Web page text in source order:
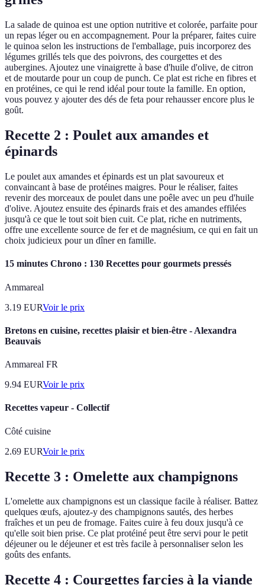
La salade de quinoa est une option nutritive et colorée, parfaite pour
un repas léger ou en accompagnement. Pour la préparer, faites cuire
le quinoa selon les instructions de l'emballage, puis incorporez des
légumes grillés tels que des poivrons, des courgettes et des
aubergines. Ajoutez une vinaigrette à base d'huile d'olive, de citron
et de moutarde pour un coup de punch. Ce plat est riche en fibres et
en protéines, ce qui le rend idéal pour toute la famille. En option,
vous pouvez y ajouter des dés de feta pour rehausser encore plus le
goût.
Recette 2 : Poulet aux amandes et
épinards
Le poulet aux amandes et épinards est un plat savoureux et
convaincant à base de protéines maigres. Pour le réaliser, faites
revenir des morceaux de poulet dans une poêle avec un peu d'huile
d'olive. Ajoutez ensuite des épinards frais et des amandes effilées
jusqu'à ce que le tout soit bien cuit. Ce plat, riche en nutriments,
offre une excellente source de fer et de magnésium, ce qui en fait un
choix judicieux pour un dîner en famille.
15 minutes Chrono : 130 Recettes pour gourmets pressés
Ammareal
3.19 EURVoir le prix
Bretons en cuisine, recettes plaisir et bien-être - Alexandra
Beauvais
Ammareal FR
9.94 EURVoir le prix
Recettes vapeur - Collectif
Côté cuisine
2.69 EURVoir le prix
Recette 3 : Omelette aux champignons
L'omelette aux champignons est un classique facile à réaliser. Battez
quelques œufs, ajoutez-y des champignons sautés, des herbes
fraîches et un peu de fromage. Faites cuire à feu doux jusqu'à ce
qu'elle soit bien prise. Ce plat protéiné peut être servi pour le petit
déjeuner ou le déjeuner et est très facile à personnaliser selon les
goûts des enfants.
Recette 4 : Courgettes farcies à la viande